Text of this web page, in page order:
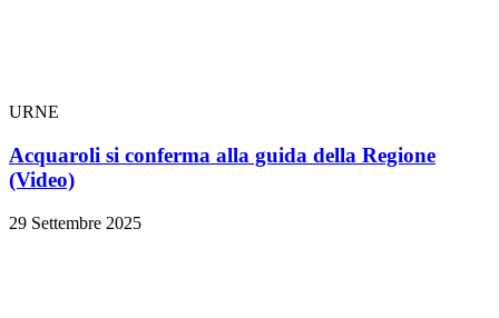
URNE
Acquaroli si conferma alla guida della Regione
(Video)
29 Settembre 2025